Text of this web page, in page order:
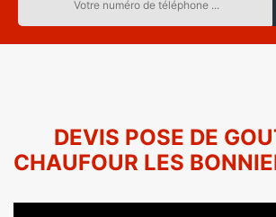
DEVIS POSE DE
CHAUFOUR LES